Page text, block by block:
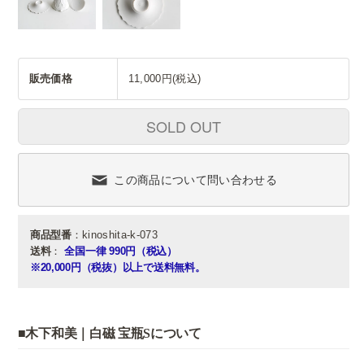
販売価格 11,000円(税込)
SOLD OUT
この商品について問い合わせる
商品型番：kinoshita-k-073
送料： 全国一律 990円（税込）
※20,000円（税抜）以上で送料無料。
■木下和美｜白磁 宝瓶Sについて